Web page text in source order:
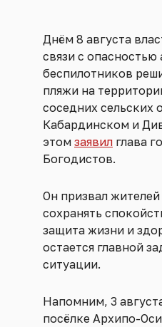
Днём 8 августа
связи с опасностью
беспилотников
пляжи на
соседних сельских
Кабардинском и
этом заявил глава
Богодистов.
Он призвал
сохранять
защита жизни и
остается главной
ситуации.
Напомним, 3
посёлке Архипо-